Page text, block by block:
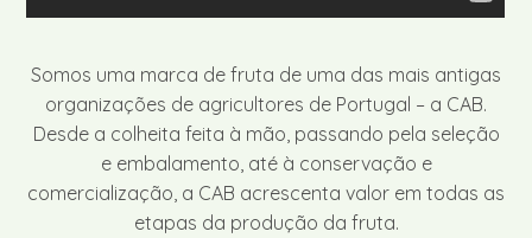
Somos uma marca de fruta de uma das mais antigas
organizações de agricultores de Portugal – a CAB.
Desde a colheita feita à mão, passando pela seleção
e embalamento, até à conservação e
comercialização, a CAB acrescenta valor em todas as
etapas da produção da fruta.